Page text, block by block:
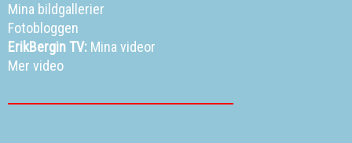
Mina bildgallerier
Fotobloggen
ErikBergin TV: Mina videor
Mer video